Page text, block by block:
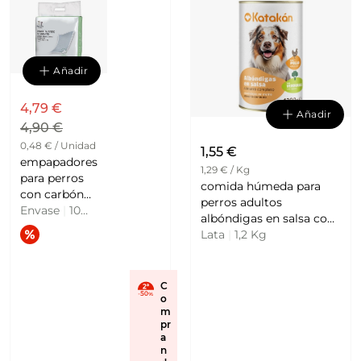
Añadir
4,79 €
4,90 €
0,48 € / Unidad
empapadores
para perros
con carbón
activo 60x60
cm
FRED&RITA
Envase
10
Unidades
C
o
m
pr
a
n
Añadir
1,55 €
1,29 € / Kg
comida húmeda para
perros adultos
albóndigas en salsa con
pollo y verduras
Lata 1,2 Kg